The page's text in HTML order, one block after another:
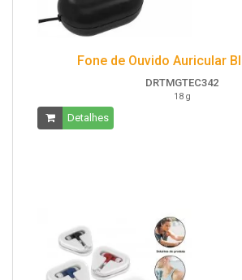
Fone de Ouvido Auricular
DRTMGTEC342
18 g
Detalhes